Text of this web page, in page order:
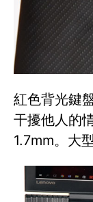
紅色背光鍵
干擾他人的
1.7mm。大